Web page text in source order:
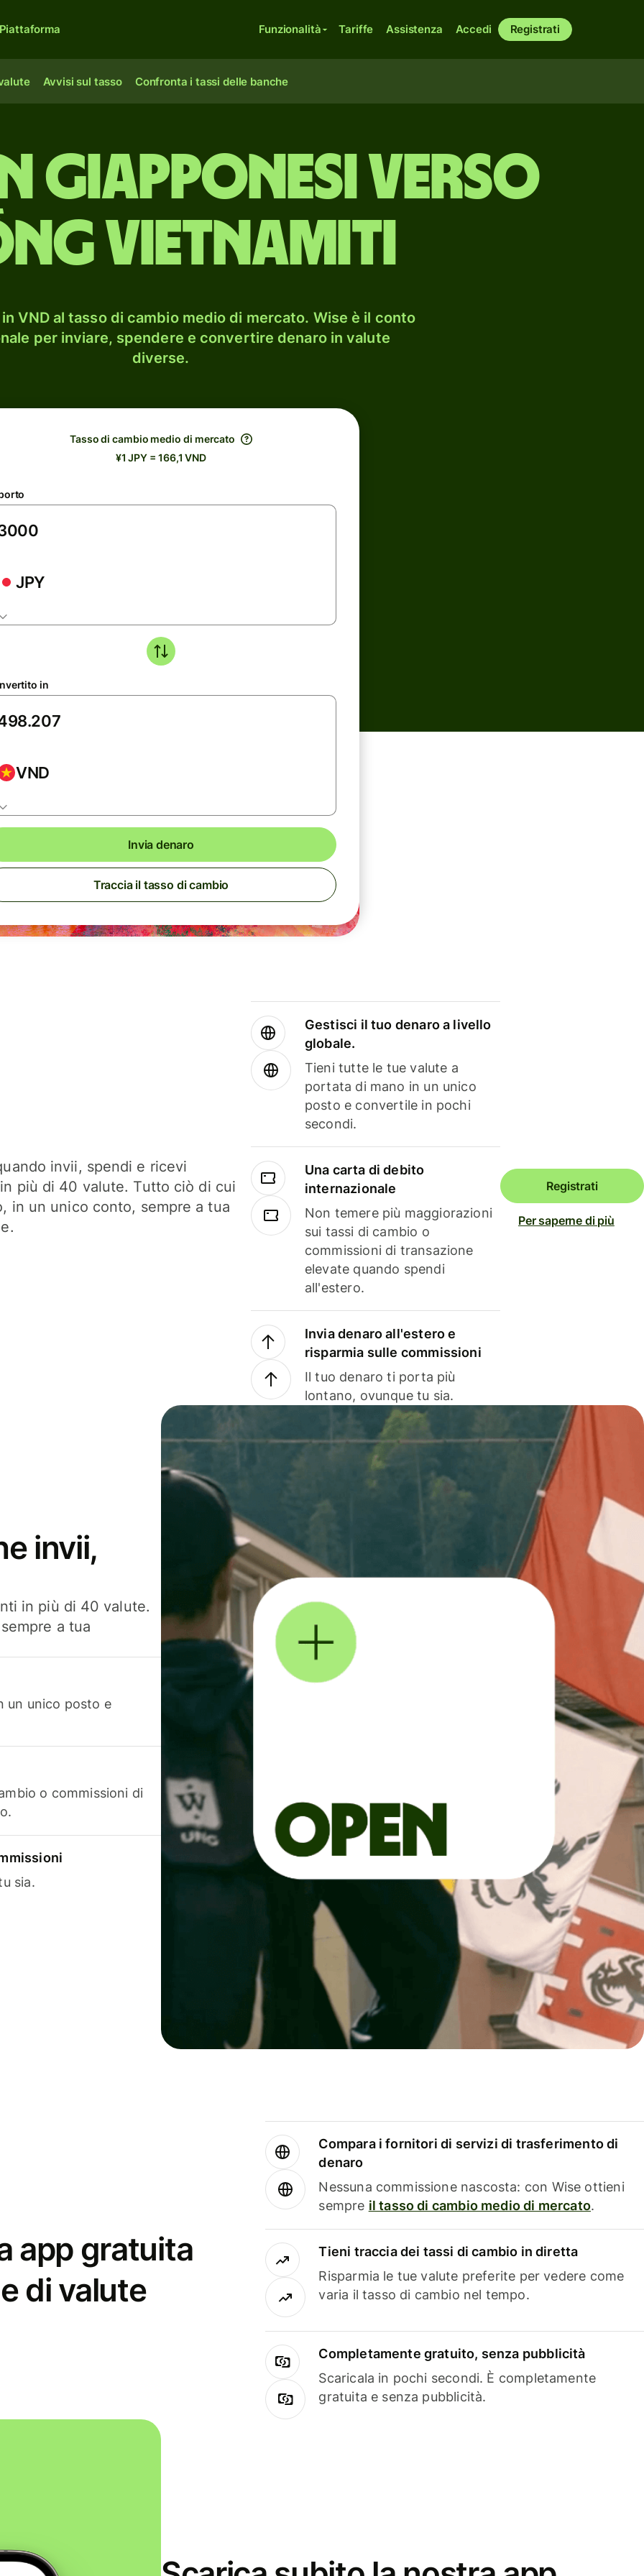
Funzionalità Tariffe Assistenza Accedi Registrati
Avvisi sul tasso Confronta i tassi delle banche
giapponesi verso
vietnamiti
VND al tasso di cambio medio di mercato. Wise è il conto
per inviare, spendere e convertire denaro in valute
diverse.
Tasso di cambio medio di mercato
¥1 JPY = 166,1 VND
JPY
in
VND
Invia denaro
Traccia il tasso di cambio
invii, spendi e ricevi
più di 40 valute. Tutto ciò di cui
in un unico conto, sempre a tua
Gestisci il tuo denaro a livello
globale.
Tieni tutte le tue valute a
portata di mano in un unico
posto e convertile in pochi
secondi.
Una carta di debito
internazionale
Non temere più maggiorazioni
sui tassi di cambio o
commissioni di transazione
elevate quando spendi
all'estero.
Invia denaro all'estero e
risparmia sulle commissioni
Il tuo denaro ti porta più
lontano, ovunque tu sia.
Registrati
Per saperne di più
invii,
in più di 40 valute.
a tua
un unico posto e
o commissioni di
sia.
app gratuita
di valute
Compara i fornitori di servizi di trasferimento di
denaro
Nessuna commissione nascosta: con Wise ottieni
sempre il tasso di cambio medio di mercato.
Tieni traccia dei tassi di cambio in diretta
Risparmia le tue valute preferite per vedere come
varia il tasso di cambio nel tempo.
Completamente gratuito, senza pubblicità
Scaricala in pochi secondi. È completamente
gratuita e senza pubblicità.